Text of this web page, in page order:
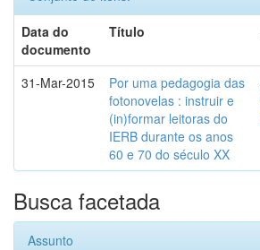
Data do
documento
Título
31-Mar-2015
Por uma pedagogia das
fotonovelas : instruir e
(in)formar leitoras do
IERB durante os anos
60 e 70 do século XX
Busca facetada
Assunto